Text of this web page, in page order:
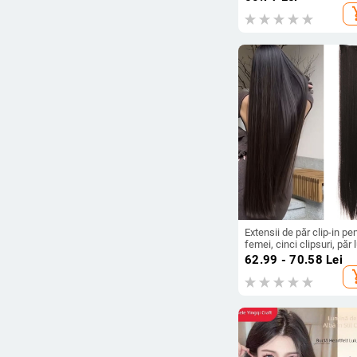
Toamnă 2024.
Extensii de păr clip-in
femei, cinci clipsuri, păr
drept
62.99 - 70.58 Lei